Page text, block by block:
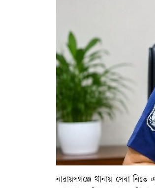
নারায়ণগঞ্জে থানায় সেবা